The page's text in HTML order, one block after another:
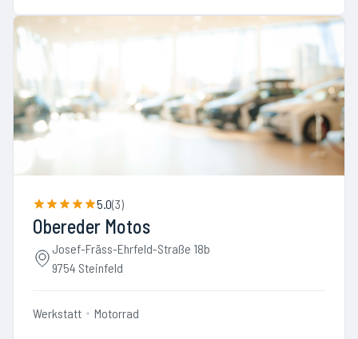
5.0(3)
Obereder Motos
Josef-Fräss-Ehrfeld-Straße 18b
9754 Steinfeld
Werkstatt Motorrad